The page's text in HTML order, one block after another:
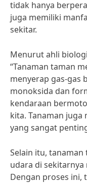
tidak hanya
juga memiliki
sekitar.
Menurut ahli
“Tanaman taman
menyerap gas-gas
monoksida dan
kendaraan
kita. Tanaman
yang sangat
Selain itu,
udara di
Dengan proses ini,